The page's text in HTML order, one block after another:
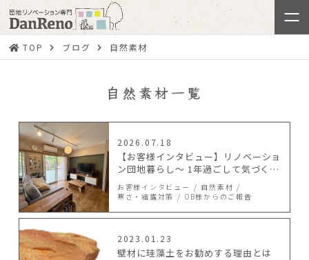
TOP ブログ 自然素材
自然素材一覧
2026.07.18
【お客様インタビュー】リノベーショ
ン団地暮らし～ 1年過ごして気づく事
～
お客様インタビュー
自然素材
寒さ・結露対策
OB様からのご報告
2023.01.23
壁材に珪藻土をお勧めする理由とは